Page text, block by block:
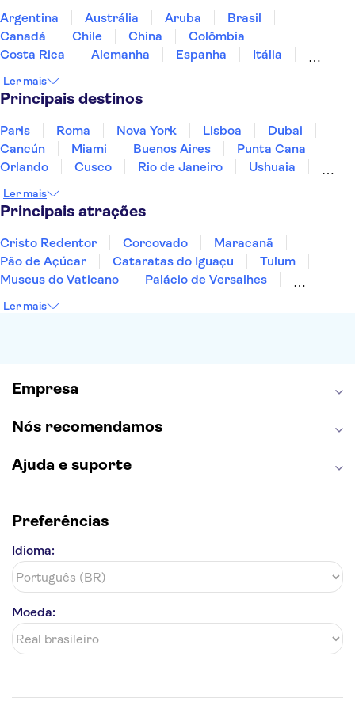
Rubens House
Historium Bruges
Museum aan de Stroom
De Halve Maan Brewery
Rosary Quay
Argentina Austrália Aruba
Brasil
Canadá
Chile China
Colômbia
Costa Rica
Alemanha Espanha
Itália
Panamá
Peru
Ler mais
Principais destinos
Paris Roma Nova York Lisboa
Dubai
Cancún
Miami Buenos Aires
Punta Cana
Orlando
Cusco Rio de Janeiro
Ushuaia
Fernando de Noronha
Ler mais
Principais atrações
Cristo Redentor Corcovado
Maracanã
Pão de Açúcar
Cataratas do Iguaçu
Tulum
Museus do Vaticano
Palácio de Versalhes
Museu do Louvre
Ler mais
Empresa
Nós recomendamos
Ajuda e suporte
Preferências
Idioma:
Moeda: